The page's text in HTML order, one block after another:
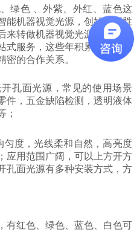
绿色 、外紫、外红、蓝色这
能机器视觉光源，创始人郑胜
转做机器视觉光源，从产品
式服务，这些年积累了很多老
密的合作关系。
孔面光源，常见的使用场景
件，五金缺陷检测，透明液体
；
匀度，光线柔和自然，高亮度
应用范围广阔，可以上方开方
孔面光源有多种安装方式，方
红色、绿色、蓝色、白色可